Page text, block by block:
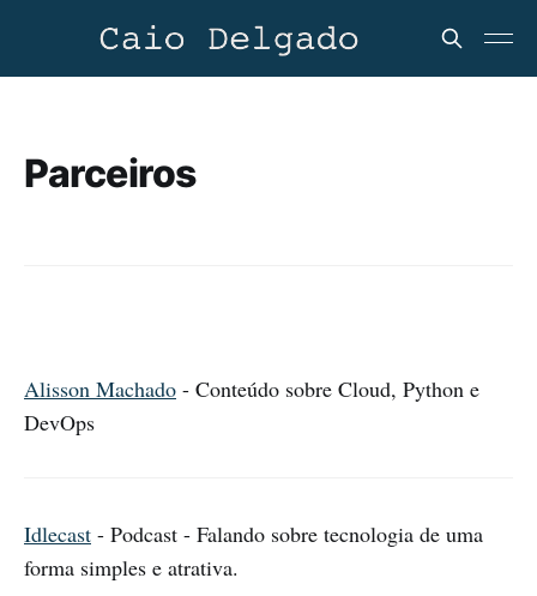
Parceiros
Alisson Machado - Conteúdo sobre Cloud, Python e
DevOps
Idlecast - Podcast - Falando sobre tecnologia de uma
forma simples e atrativa.